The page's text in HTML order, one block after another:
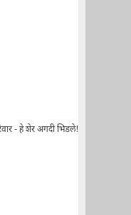
- हे शेर अगदी भिडले!